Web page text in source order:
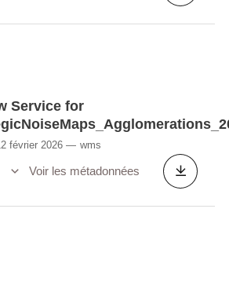
Service for
février 2026 wms
Voir les métadonnées